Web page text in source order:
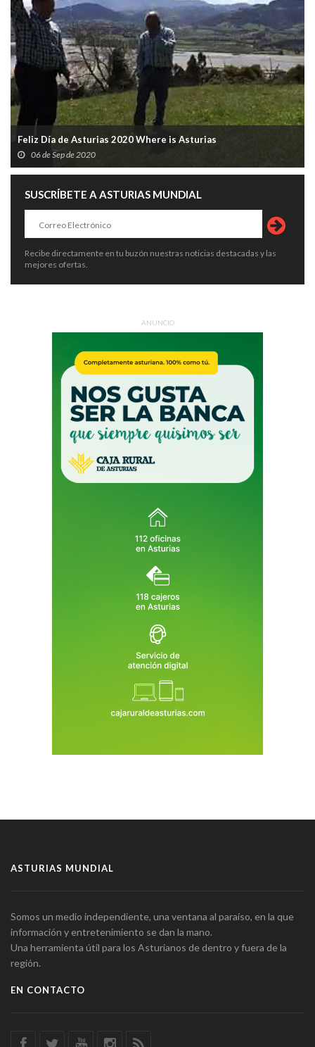
Feliz Día de Asturias 2020 Where is Asturias
06 de Sep de 2020
SUSCRÍBETE A ASTURIAS MUNDIAL
Recibe directamente en tu buzón nuestras noticias destacadas y las
mejores ofertas.
ANUNCIO
ASTURIAS MUNDIAL
Somos un medio independiente, una ventana al paraíso, en la que
información y entretenimiento se dan la mano.
Una herramienta útil para los Asturianos de dentro y fuera de la
región.
EN CONTACTO